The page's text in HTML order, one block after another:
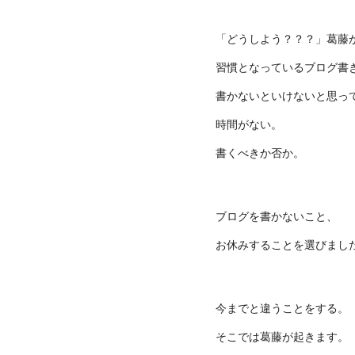
「どうしよう？？？」葛藤
習慣となっているブログ書
書かないといけないと思っ
時間がない。
書くべきか否か。
ブログを書かないこと、
お休みすることを選びまし
今までと違うことをする。
そこでは葛藤が起きます。